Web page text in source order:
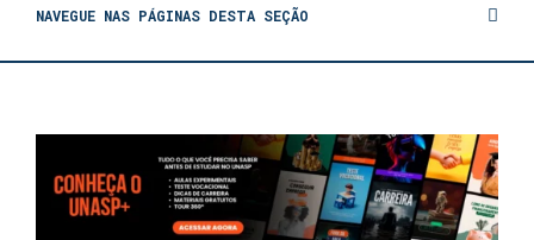
NAVEGUE NAS PÁGINAS DESTA SEÇÃO